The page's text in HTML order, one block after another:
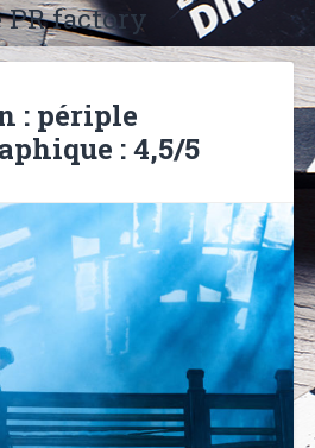
PR factory
: périple
: 4,5/5